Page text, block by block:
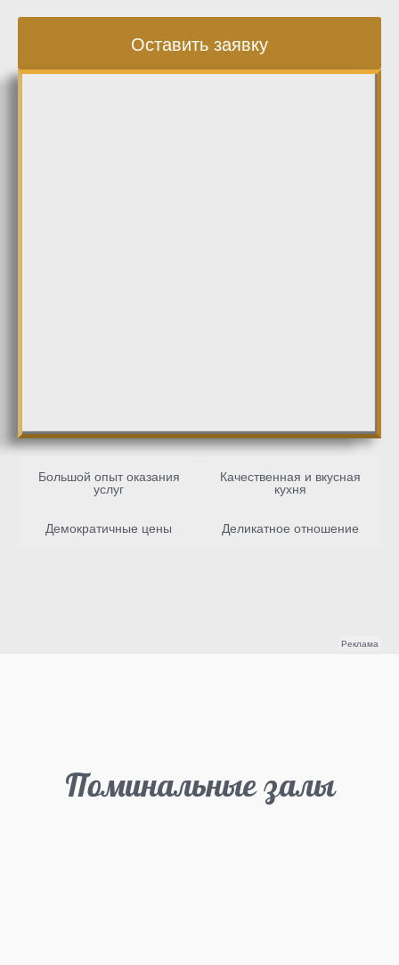
Оставить заявку
Большой опыт оказания
услуг
Качественная и вкусная
кухня
Демократичные цены Деликатное отношение
Реклама
Поминальные залы